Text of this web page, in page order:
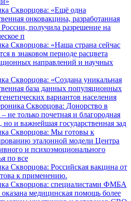
Скворцова: «Ещё одна
онковакцина, разработанная
получила разрешение на
п
Скворцова: «Наша страна сейчас
в знаковом периоде расцвета
направлений и научных
Скворцова: «Создана уникальная
база данных популяционных
вариантов населения
Скворцова: Донорство в
не только почетная и благородная
но и важнейшая государственная зад
Скворцова: Мы готовы к
эталонной модели Центра
и психоэмоционального
по все
Скворцова: Российская вакцина от
к применению.
Скворцова: специалистами ФМБА
медицинская помощь более